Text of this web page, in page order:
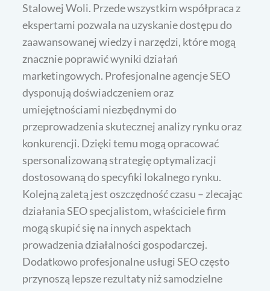
Stalowej Woli. Przede wszystkim współpraca z
ekspertami pozwala na uzyskanie dostępu do
zaawansowanej wiedzy i narzędzi, które mogą
znacznie poprawić wyniki działań
marketingowych. Profesjonalne agencje SEO
dysponują doświadczeniem oraz
umiejętnościami niezbędnymi do
przeprowadzenia skutecznej analizy rynku oraz
konkurencji. Dzięki temu mogą opracować
spersonalizowaną strategię optymalizacji
dostosowaną do specyfiki lokalnego rynku.
Kolejną zaletą jest oszczędność czasu – zlecając
działania SEO specjalistom, właściciele firm
mogą skupić się na innych aspektach
prowadzenia działalności gospodarczej.
Dodatkowo profesjonalne usługi SEO często
przynoszą lepsze rezultaty niż samodzielne